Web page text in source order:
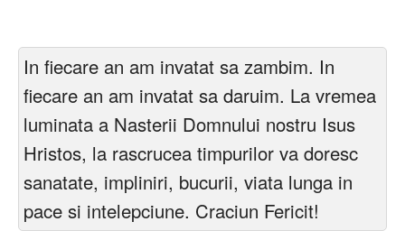
In fiecare an am invatat sa zambim. In
fiecare an am invatat sa daruim. La vremea
luminata a Nasterii Domnului nostru Isus
Hristos, la rascrucea timpurilor va doresc
sanatate, impliniri, bucurii, viata lunga in
pace si intelepciune. Craciun Fericit!